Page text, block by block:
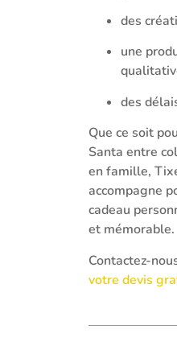
des
une
des
Que ce soit
Santa entre
en famille,
accompagne
cadeau
et mémorable.
Contactez-
votre devis